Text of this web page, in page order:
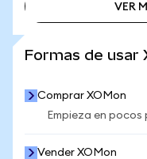
VER
Formas de usar
Comprar XOMon
Empieza en pocos
Vender XOMon